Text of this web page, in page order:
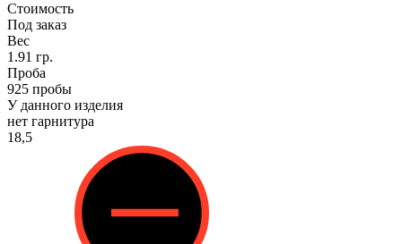
Стоимость
Под заказ
Вес
1.91 гр.
Проба
925 пробы
У данного изделия
нет гарнитура
18,5